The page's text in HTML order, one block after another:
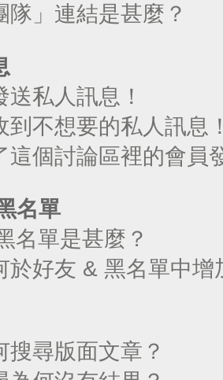
隊」連結是甚麼？
送私人訊息！
到不想要的私人訊息
這個討論區裡的會員
名單
名單是甚麼？
於好友 & 黑名單中增
搜尋版面文章？